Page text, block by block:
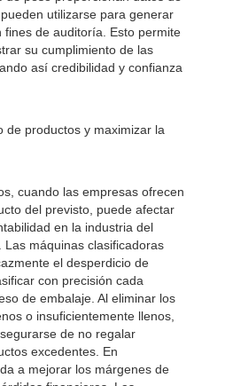
utilizarse para generar
fines de auditoría. Esto permite
su cumplimiento de las
así credibilidad y confianza
de productos y maximizar la
cuando las empresas ofrecen
del previsto, puede afectar
en la industria del
máquinas clasificadoras
el desperdicio de
con precisión cada
de embalaje. Al eliminar los
o insuficientemente llenos,
de no regalar
excedentes. En
a mejorar los márgenes de